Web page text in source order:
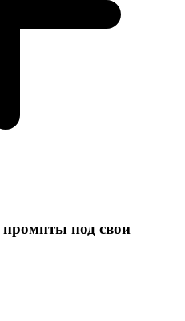
под свои